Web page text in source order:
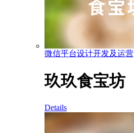
微信平台设计开发及运营
玖玖食宝坊
Details